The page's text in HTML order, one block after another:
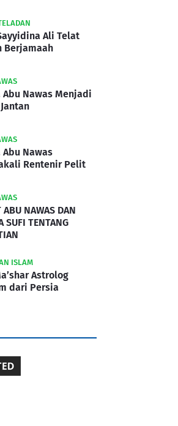
Ali Telat
Berjamaah
Abu Nawas Menjadi
Abu Nawas
Rentenir Pelit
ABU NAWAS DAN
SUFI TENTANG
ISLAM
Astrolog
dari Persia